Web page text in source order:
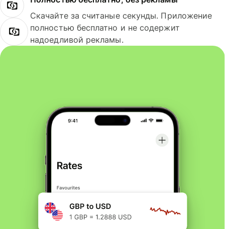
Скачайте за считаные секунды. Приложение
полностью бесплатно и не содержит
надоедливой рекламы.